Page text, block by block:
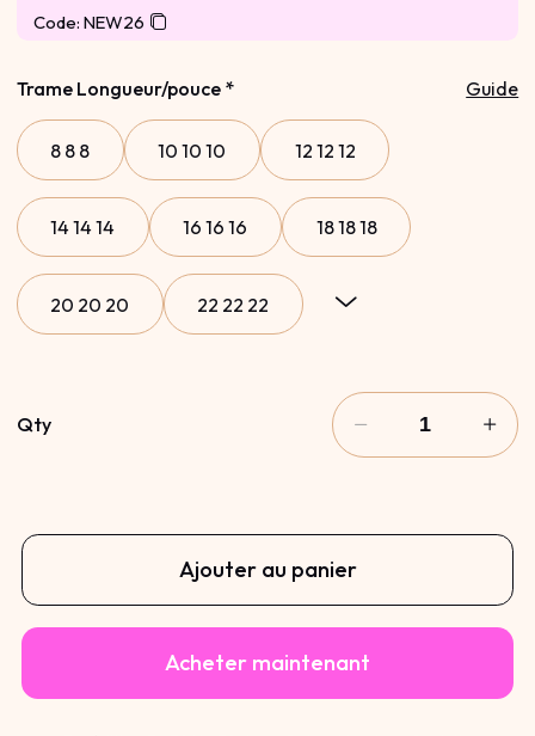
Code: NEW26
Trame Longueur/pouce * Guide
8 8 8 10 10 10 12 12 12
14 14 14 16 16 16 18 18 18
20 20 20 22 22 22
10 12 14
12 14 16 14 16 18 16 18 20
18 20 22 20 22 24 22 24 26
Qty
Ajouter au panier
Acheter maintenant